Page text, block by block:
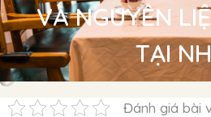
VÀ NGUYÊN
TẠI
Đánh giá bài